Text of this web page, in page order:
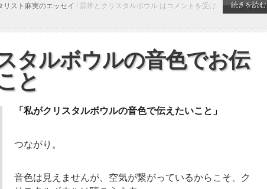
リスト麻実のエッセイ 黒帯とクリスタルボウル は コメントを受け
続きを読む
タルボウルの音色でお伝
と
「私がクリスタルボウルの音色で伝えたいこと」
つながり。
音色は見えませんが、空気が繋がっているからこそ、ク